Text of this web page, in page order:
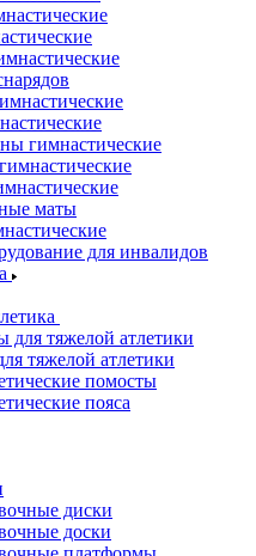
гимнастические
маты
для инвалидов
для тяжелой атлетики
тяжелой атлетики
помосты
пояса
диски
доски